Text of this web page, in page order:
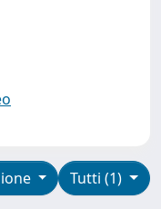
Tutti (1)